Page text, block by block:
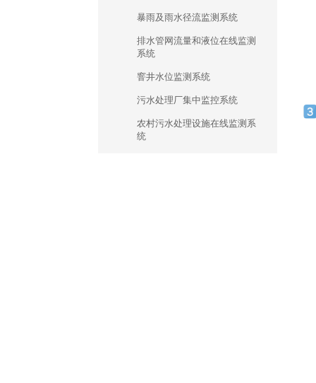
暴雨及雨水径流监测系统
排水管网流量和液位在线监测
系统
窨井水位监测系统
污水处理厂集中监控系统
农村污水处理设施在线监测系
统